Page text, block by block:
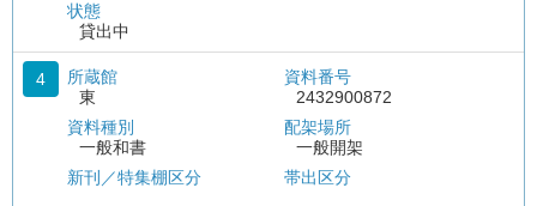
状態
貸出中
4
所蔵館
東
資料種別
一般和書
新刊／特集棚区分
資料番号
2432900872
配架場所
一般開架
帯出区分